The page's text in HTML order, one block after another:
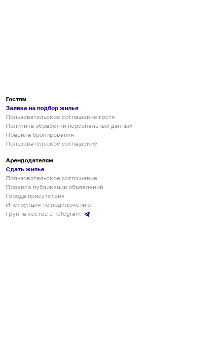
Гостям
Заявка на подбор жилья
Пользовательское соглашение гостя
Политика обработки персональных данных
Правила бронирования
Пользовательское соглашение
Арендодателям
Сдать жилье
Пользовательское соглашение
Правила публикации объявлений
Города присутствия
Инструкция по подключению
Группа хостов в Telegram